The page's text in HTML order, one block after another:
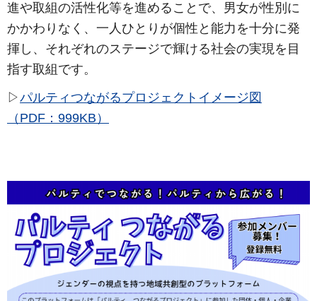
進や取組の活性化等を進めることで、男女が性別に
かかわりなく、一人ひとりが個性と能力を十分に発
揮し、それぞれのステージで輝ける社会の実現を目
指す取組です。
▷パルティつながるプロジェクトイメージ図
（PDF：999KB）